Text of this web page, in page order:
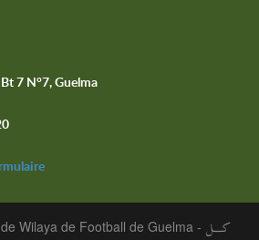
7 N°7, Guelma
Wilaya de Football de Guelma - كـــل